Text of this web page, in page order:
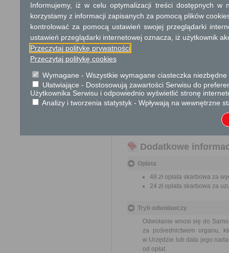
TERMIN ODPOWIEDZI:
1. Bez zbędnej zwłoki, pod
2. Załatwienie sprawy
szczególnie
Od decyzji służy odwołanie
Garwolińskiego w terminie
Uprawnienie diagnosty
niekompletne wzywa się
Dodatkowe
Opłata
48 zł opłata skarbowa za
24 zł opłata skarbowa za
Tryb odwoławczy
Odwołanie wnosi się do
za pośrednictwem organu,
w Urzędzie lub data jego
od opłat.
Informujemy, iż w celu optymalizacji treści dostępnych w
korzystamy z informacji zapisanych za pomocą plików
kontrolować za pomocą ustawień swojej przeglądarki
ustawień przeglądarki internetowej oznacza, iż użytkownik
Przeczytaj politykę prywatności
Przeczytaj politykę cookies
Wymagane - Wszystkie wymagane ciasteczka
Ułatwiające - Dostosowują zawartości Serwisu do
Użytkownika Serwisu i odpowiednio wyświetlić stronę
Analizy i tworzenia statystyk - Wpływają na wewnętrzne